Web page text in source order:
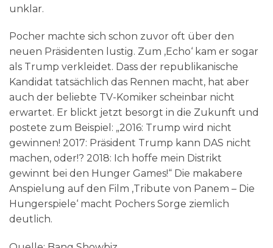
unklar.
Pocher machte sich schon zuvor oft über den
neuen Präsidenten lustig. Zum ‚Echo‘ kam er sogar
als Trump verkleidet. Dass der republikanische
Kandidat tatsächlich das Rennen macht, hat aber
auch der beliebte TV-Komiker scheinbar nicht
erwartet. Er blickt jetzt besorgt in die Zukunft und
postete zum Beispiel: „2016: Trump wird nicht
gewinnen! 2017: Präsident Trump kann DAS nicht
machen, oder!? 2018: Ich hoffe mein Distrikt
gewinnt bei den Hunger Games!“ Die makabere
Anspielung auf den Film ‚Tribute von Panem – Die
Hungerspiele‘ macht Pochers Sorge ziemlich
deutlich.